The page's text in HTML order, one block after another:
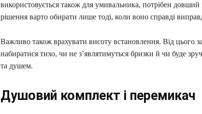
використовується також для умивальника, потрібен
рішення варто обирати лише тоді, коли воно справді
Важливо також врахувати висоту встановлення. Від цього
набиратися тихо, чи не з’являтимуться бризки й чи буде
та душем.
Душовий комплект і перемикач